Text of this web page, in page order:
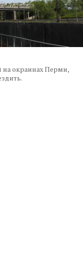
на окраинах Перми,